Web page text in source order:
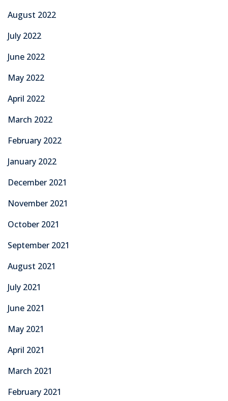
August 2022
July 2022
June 2022
May 2022
April 2022
March 2022
February 2022
January 2022
December 2021
November 2021
October 2021
September 2021
August 2021
July 2021
June 2021
May 2021
April 2021
March 2021
February 2021